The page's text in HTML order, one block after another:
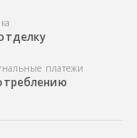
платежи